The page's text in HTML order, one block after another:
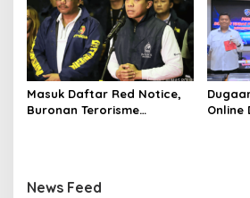
Masuk Daftar Red Notice,
Buronan Terorisme
Online
News Feed